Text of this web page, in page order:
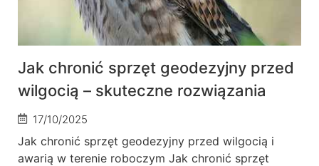
Jak chronić sprzęt geodezyjny przed
wilgocią – skuteczne rozwiązania
17/10/2025
Jak chronić sprzęt geodezyjny przed wilgocią i
awarią w terenie roboczym Jak chronić sprzęt